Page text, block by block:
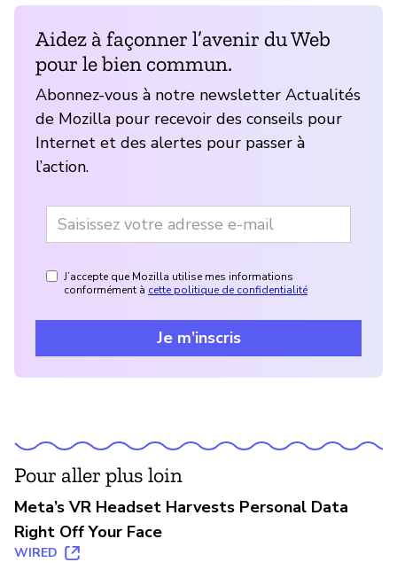
Aidez à façonner l’avenir du Web
pour le bien commun.
Abonnez-vous à notre newsletter Actualités
de Mozilla pour recevoir des conseils pour
Internet et des alertes pour passer à
l’action.
J’accepte que Mozilla utilise mes informations
conformément à cette politique de confidentialité
Je m’inscris
Pour aller plus loin
Meta’s VR Headset Harvests Personal Data
Right Off Your Face
WIRED